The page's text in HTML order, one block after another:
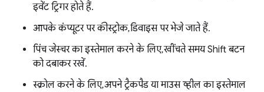
इवेंट ट्रिगर होते हैं.
आपके कंप्यूटर पर कीस्ट्रोक, डिवाइस पर भेजे जाते हैं.
पिंच जेस्चर का इस्तेमाल करने के लिए, खींचते समय Shift बटन
को दबाकर रखें.
स्क्रोल करने के लिए, अपने ट्रैकपैड या माउस व्हील का इस्तेमाल